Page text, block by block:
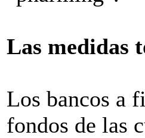
Las medidas
Los bancos a
fondos de las